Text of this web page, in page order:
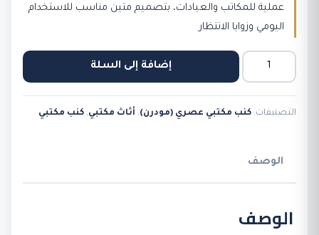
عملية للمكاتب والعيادات، بتصميم متين مناسب للاستخدام
اليومي وزوايا الانتظار
كمية
كنب
مكتبي
قماش
مسند
إضافة إلى السلة
التصنيفات: كنب مكتبي عصري (مودرن), أثاث مكتبي, كنب مكتبي
الوصف
الوصف